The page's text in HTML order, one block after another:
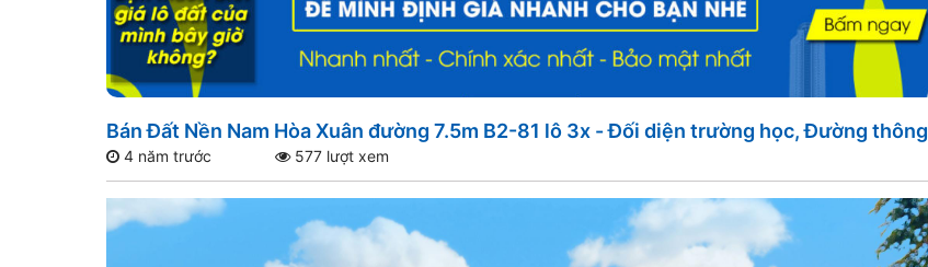
Bán Đất Nền Nam Hòa Xuân đường 7.5m B2-81 lô 3x - Đối diện trường học, Đường thông
4 năm trước 577 lượt xem